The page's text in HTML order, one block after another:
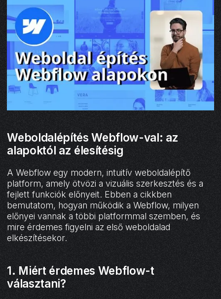
Weboldalépítés Webflow-val: az
alapoktól az élesítésig
A Webflow egy modern, intuitív weboldalépítő
platform, amely ötvözi a vizuális szerkesztés és a
fejlett funkciók előnyeit. Ebben a cikkben
bemutatom, hogyan működik a Webflow, milyen
előnyei vannak a többi platformmal szemben, és
mire érdemes figyelni az első weboldalad
elkészítésekor.
1. Miért érdemes Webflow-t
választani?